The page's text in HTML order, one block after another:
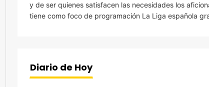
y de ser quienes satisfacen las necesidades los
tiene como foco de programación La Liga española
Diario de Hoy